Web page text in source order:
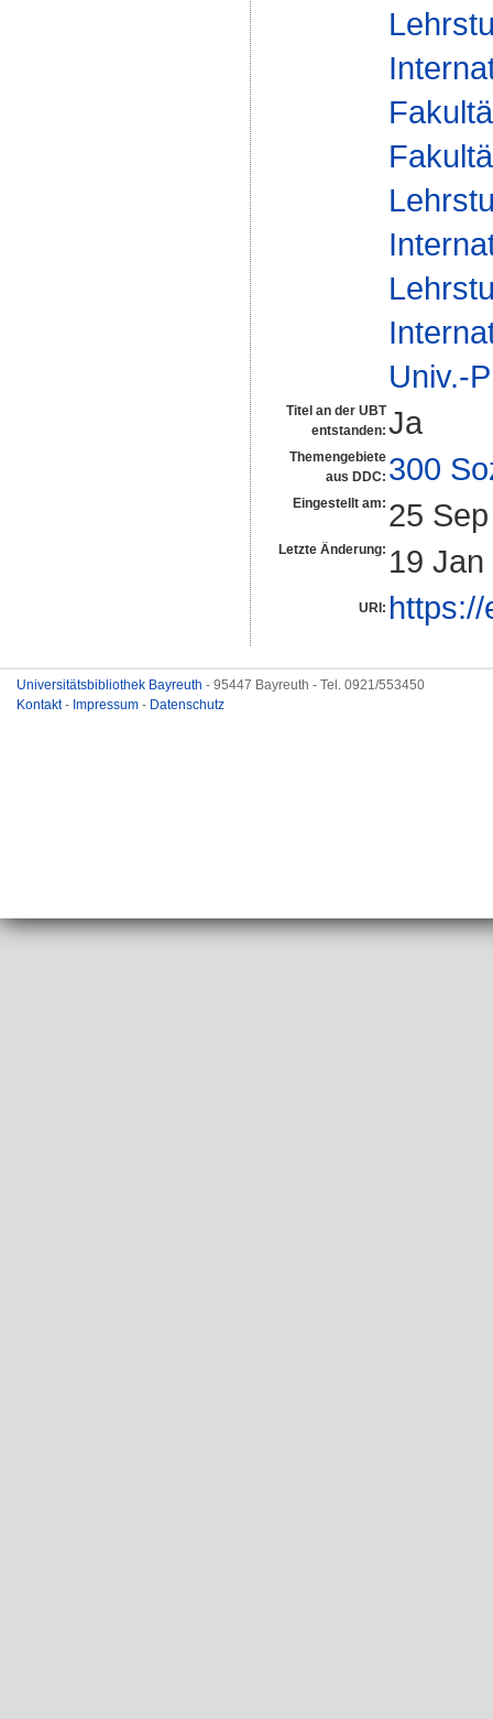
Univ.-
Titel an der UBT
entstanden: Ja
Themengebiete
aus DDC: 300
Eingestellt am: 25
Letzte Änderung: 19
URI:
Universitätsbibliothek Bayreuth - 95447 Bayreuth - Tel. 0921/553450
Kontakt- Impressum - Datenschutz